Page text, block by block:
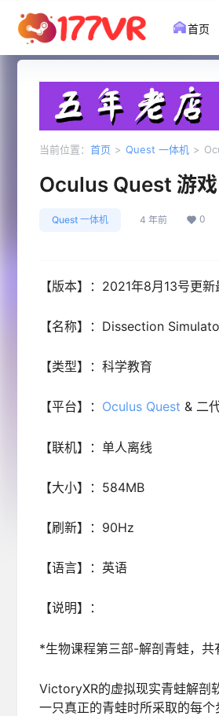
首页
当前位置： 首页 > Quest 一体机 >
Oculus Quest 游
Quest 一体机 4 年前 0
【版本】：2021年8月13号更
【名称】：Dissection
【类型】：科学教育
【平台】： Oculus Quest & 二
【联机】：单人离线
【大小】：584MB
【刷新】：90Hz
【语言】：英语
【说明】：
*生物课程第三部-解剖青蛙，共
VictoryXR的虚拟现实青蛙解剖
一只真正的青蛙时所采取的每